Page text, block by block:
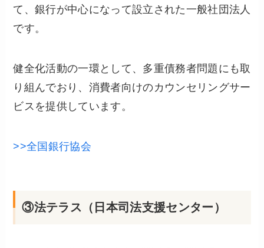
て、銀行が中心になって設立された一般社団法人
です。
健全化活動の一環として、多重債務者問題にも取
り組んでおり、消費者向けのカウンセリングサー
ビスを提供しています。
>>全国銀行協会
③法テラス（日本司法支援センター）